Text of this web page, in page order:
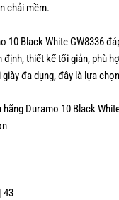
chải mềm.
10 Black White GW8336
thiết kế tối giản, phù
đa dụng, đây là lựa
Duramo 10 Black
43